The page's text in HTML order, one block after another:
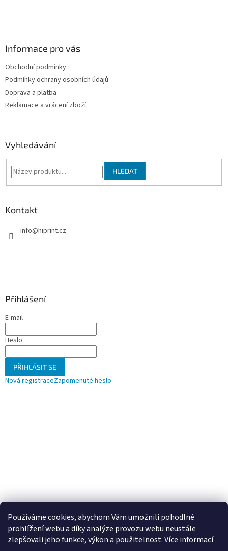
Používáme cookies, abychom Vám umožnili pohodlné
prohlížení webu a díky analýze provozu webu neustále
zlepšovali jeho funkce, výkon a použitelnost.Více informací
l
s
u
Informace pro vás
Obchodní podmínky
Podmínky ochrany osobních údajů
Doprava a platba
Reklamace a vrácení zboží
Vyhledávání
HLEDAT
Kontakt
info@hiprint.cz
Přihlášení
E-mail
Heslo
PŘIHLÁSIT SE
Nová registraceZapomenuté heslo